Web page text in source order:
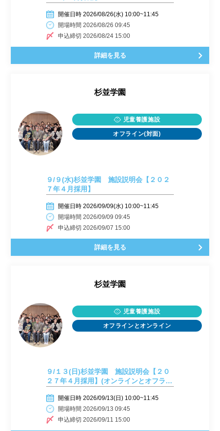
開催日時 2026/08/26(水) 10:00~11:45
開場時間 2026/08/26 09:45
申込締切 2026/08/24 15:00
詳細を見る
杉並学園
児童養護施設
オフライン(対面)
９/９(水)杉並学園 施設説明会【２０２
７年４月採用】
開催日時 2026/09/09(水) 10:00~11:45
開場時間 2026/09/09 09:45
申込締切 2026/09/07 15:00
詳細を見る
杉並学園
児童養護施設
オフラインとオンライン
９/１３(日)杉並学園 施設説明会【２０
２７年４月採用】(オンラインとオフライ
開催日時 2026/09/13(日) 10:00~11:45
開場時間 2026/09/13 09:45
申込締切 2026/09/11 15:00